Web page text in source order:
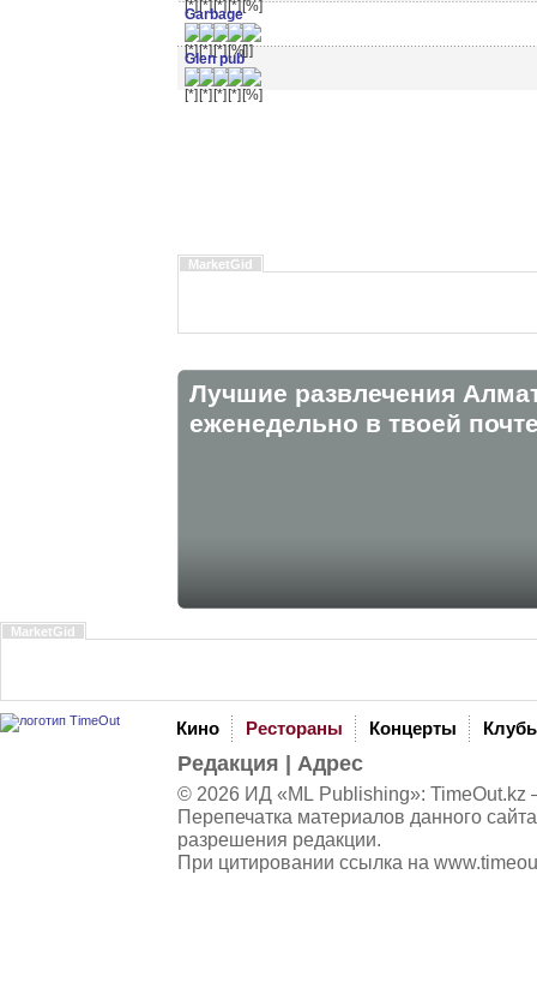
Garbage
Glen pub
MarketGid
Лучшие развлечения
eженедельно в твоей
MarketGid
Кино Рестораны Концерты
Редакция Адрес
© 2026 ИД «ML Publishing»: TimeOut.kz
Перепечатка материалов данного
разрешения редакции.
При цитировании ссылка на